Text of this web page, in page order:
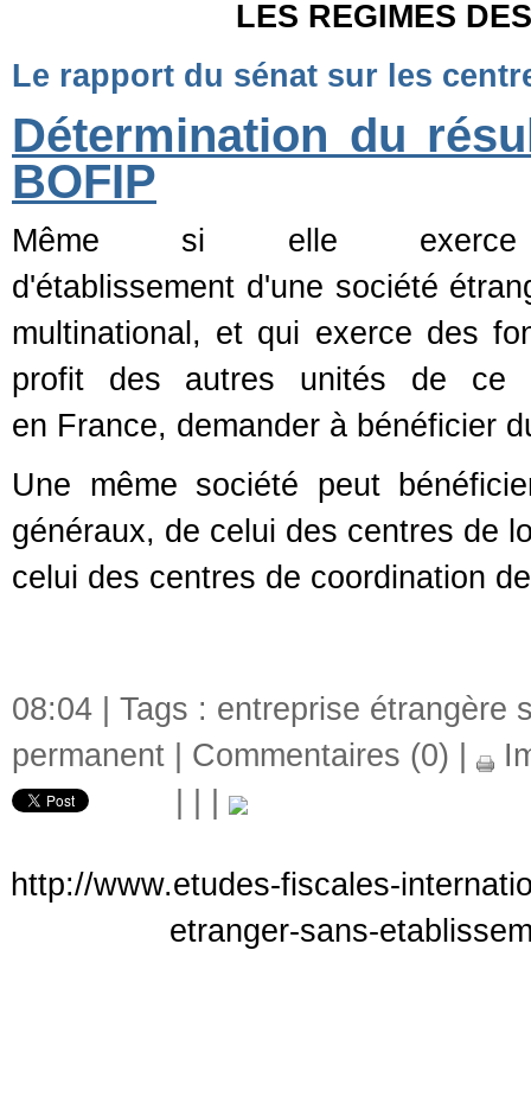
LES REGIMES
Le rapport du sénat sur les
Détermination du
BOFIP
Même si elle
d'établissement d'une société
multinational, et qui exerce des
profit des autres unités de ce
en France, demander à bénéficier
Une même société peut
généraux, de celui des centres de
celui des centres de coordination
08:04 | Tags : entreprise étrangère
permanent
Commentaires (0)
http://www.etudes-fiscales-
etranger-sans-